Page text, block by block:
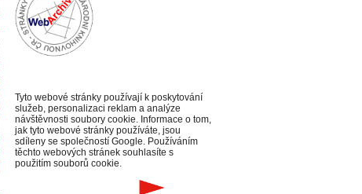
Tyto webové stránky používají k poskytování
služeb, personalizaci reklam a analýze
návštěvnosti soubory cookie. Informace o tom,
jak tyto webové stránky používáte, jsou
sdíleny se společností Google. Používáním
těchto webových stránek souhlasíte s
použitím souborů cookie.